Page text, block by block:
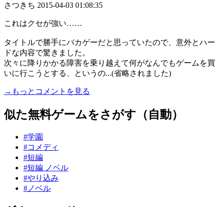
さつきち 2015-04-03 01:08:35
これはクセが強い……
タイトルで勝手にバカゲーだと思っていたので、意外とハー
ドな内容で驚きました。
次々に降りかかる障害を乗り越えて何がなんでもゲームを買
いに行こうとする、というの...(省略されました)
→もっとコメントを見る
似た無料ゲームをさがす（自動）
#学園
#コメディ
#短編
#短編 ノベル
#やり込み
#ノベル